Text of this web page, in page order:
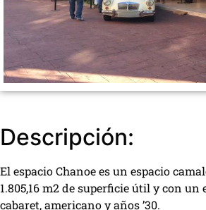
Descripción:
El espacio Chanoe es un espacio
1.805,16 m2 de superficie útil y con un
cabaret, americano y años ’30.